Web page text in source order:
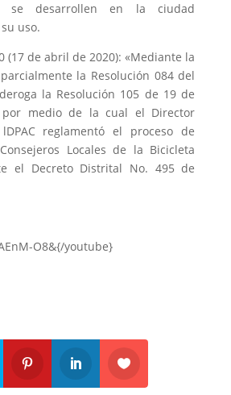
se desarrollen en la ciudad
uso.
(17 de abril de 2020): «Mediante la
la Resolución 084 del
la Resolución 105 de 19 de
por medio de la cual el Director
reglamentó el proceso de
Locales de la Bicicleta
el Decreto Distrital No. 495 de
O8&{/youtube}